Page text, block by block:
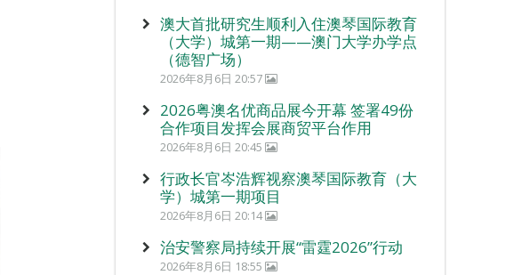
澳大首批研究生顺利入住澳琴国际教育
（大学）城第一期——澳门大学办学点
（德智广场）
2026年8月6日 20:57
2026粤澳名优商品展今开幕 签署49份
合作项目发挥会展商贸平台作用
2026年8月6日 20:45
行政长官岑浩辉视察澳琴国际教育（大
学）城第一期项目
2026年8月6日 20:14
治安警察局持续开展“雷霆2026”行动
2026年8月6日 18:55